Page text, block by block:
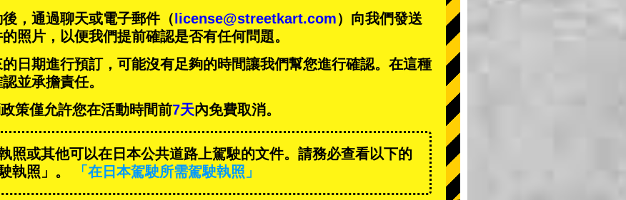
，通過聊天或電子郵件（ license@streetkart.com）向我們發送
照片，以便我們提前確認是否有任何問題。
日期進行預訂，可能沒有足夠的時間讓我們幫您進行確認。在這種
並承擔責任。
策僅允許您在活動時間前7天內免費取消。
照或其他可以在日本公共道路上駕駛的文件。請務必查看以下的
執照」。
「在日本駕駛所需駕駛執照」